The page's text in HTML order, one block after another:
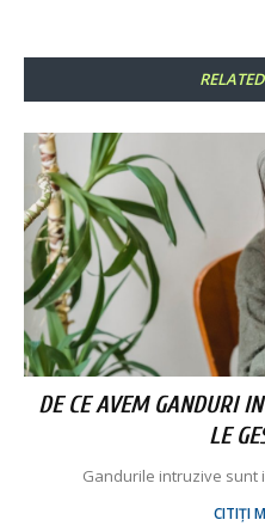
DE CE AVEM GANDURI
LE
Gandurile intruzive sunt
CITIȚI